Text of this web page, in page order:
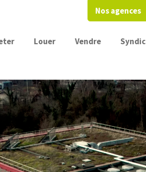
Louer Vendre Syndic
Nos agences